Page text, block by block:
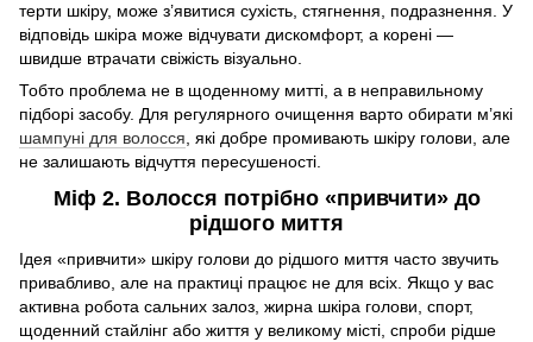
терти шкіру, може з’явитися сухість, стягнення, подразнення. У
відповідь шкіра може відчувати дискомфорт, а корені —
швидше втрачати свіжість візуально.
Тобто проблема не в щоденному митті, а в неправильному
підборі засобу. Для регулярного очищення варто обирати м’які
шампуні для волосся , які добре промивають шкіру голови, але
не залишають відчуття пересушеності.
Міф 2. Волосся потрібно «привчити» до
рідшого миття
Ідея «привчити» шкіру голови до рідшого миття часто звучить
привабливо, але на практиці працює не для всіх. Якщо у вас
активна робота сальних залоз, жирна шкіра голови, спорт,
щоденний стайлінг або життя у великому місті, спроби рідше